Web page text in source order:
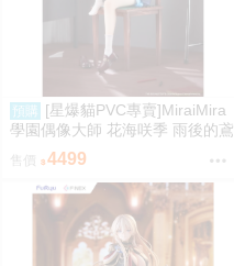
預購
[星爆貓PVC專賣]MiraiMira
學園偶像大師 花海咲季 雨後的鳶
尾花 特訓前Ver. 1/7 預計2027/07
到貨
售價 4499